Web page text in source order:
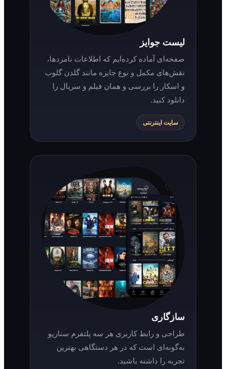
لیست جوایز
صفحه‌ای آماده کرده‌ایم که اطلاعات نامزدها،
نقش‌های مکمل و نوع جایزه مانند گلدن گلوب
و اسکار را بررسی و همان فیلم و سریال را
سایت اینترنتی
طراحی و رابط کاربری هر سه پلتفرم سناریو
به‌گونه‌ای است که در هر دستگاهی بهترین
تجربه را داشته باشید.